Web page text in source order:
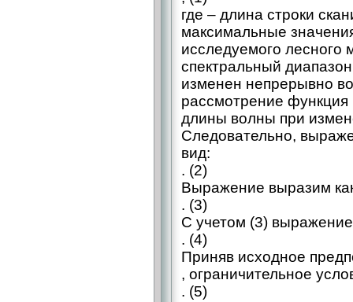
где – длина строки
максимальные
исследуемого лесного
спектральный
изменен непрерывно
рассмотрение
длины волны при
Следовательно,
вид:
. (2)
Выражение выразим
. (3)
С учетом (3)
. (4)
Приняв исходное
, ограничительное
. (5)